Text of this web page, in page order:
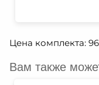
Цена комплекта:
Вам также